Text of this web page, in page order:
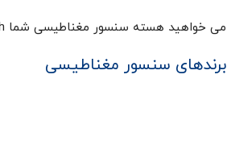
می خواهید هسته سنسور مغناطیسی شما Reed Switch باشید یا Hall effect
برندهای سنسور مغناطیسی